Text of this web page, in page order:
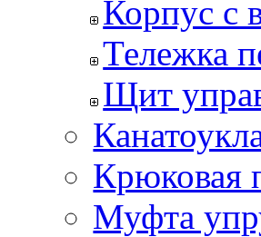
Корпус с
Тележка
Щит
Крюковая
Муфта